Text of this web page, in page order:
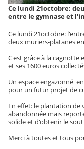
Ce lundi 21octobre:
entre le gymnase et
Ce lundi 21octobre:
deux muriers-platanes
C'est grâce à la cagnotte
et ses 1600 euros
Un espace engazonné
pour un futur projet de
En effet: le plantation de
abandonnée mais
solide et d'obtenir le
Merci à toutes et tous